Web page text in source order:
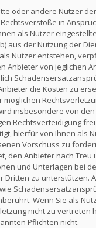
oder andere Nutzer
in
als Nutzer
aus der Nutzung der
Nutzer entstehen,
Anbieter von jeglichen
die Kosten zu
möglichen
insbesondere von
Rechtsverteidigung
hierfür von Ihnen als
Vorschuss zu
den Anbieter nach Treu
und Unterlagen bei
Dritten zu unterstützen.
Wenn Sie als
nicht zu vertreten
Pflichten nicht.